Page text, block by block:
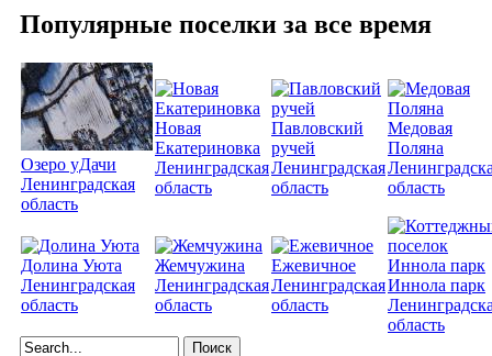
Популярные поселки за все время
Озеро уДачи
Ленинградская
область
Новая
Екатериновка
Ленинградская
область
Павловский
ручей
Ленинградская
область
Медовая
Поляна
область
Долина Уюта
Ленинградская
область
Жемчужина
Ленинградская
область
Ежевичное
Ленинградская
область
Иннола парк
область